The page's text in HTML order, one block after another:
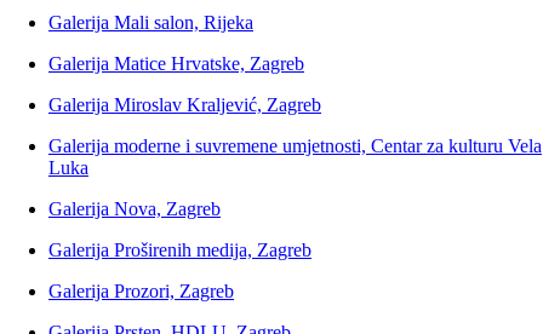
Galerija Mali salon, Rijeka
Galerija Matice Hrvatske, Zagreb
Galerija Miroslav Kraljević, Zagreb
Galerija moderne i suvremene umjetnosti, Centar za kulturu Vela
Luka
Galerija Nova, Zagreb
Galerija Proširenih medija, Zagreb
Galerija Prozori, Zagreb